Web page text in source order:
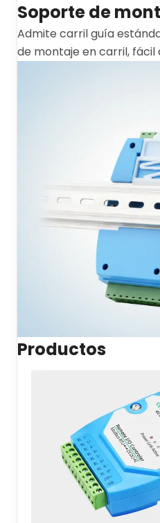
Soporte de
Admite carril guía
de montaje en carril, fácil
Productos